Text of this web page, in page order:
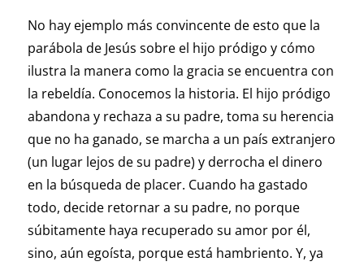
No hay ejemplo más convincente de esto que la
parábola de Jesús sobre el hijo pródigo y cómo
ilustra la manera como la gracia se encuentra con
la rebeldía. Conocemos la historia. El hijo pródigo
abandona y rechaza a su padre, toma su herencia
que no ha ganado, se marcha a un país extranjero
(un lugar lejos de su padre) y derrocha el dinero
en la búsqueda de placer. Cuando ha gastado
todo, decide retornar a su padre, no porque
súbitamente haya recuperado su amor por él,
sino, aún egoísta, porque está hambriento. Y, ya